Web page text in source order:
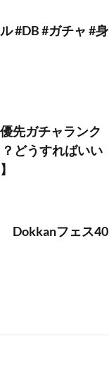
#DB #ガチャ #身
先ガチャランク
どうすればいい
フェス40